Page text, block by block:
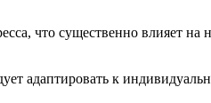
что существенно влияет
адаптировать к